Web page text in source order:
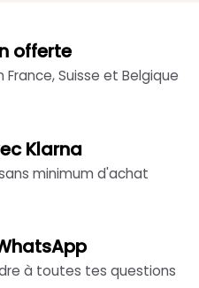
offerte
Suisse et Belgique
Klarna
minimum d'achat
à toutes tes questions